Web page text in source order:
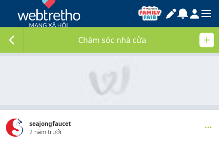
Chăm sóc nhà cửa
seajongfaucet
2 năm trước